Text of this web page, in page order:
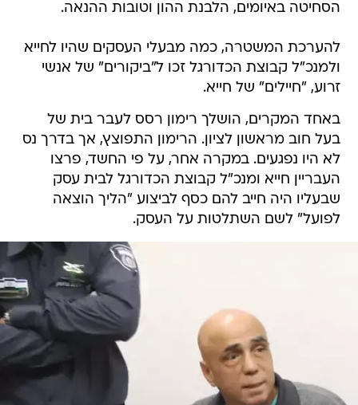
להערכת המשטרה, כמה מבעלי העסקים שהיו לחייא
זרוע, "חיילים" של חייא.
באחד המקרים, הושלך רימון רסס לעבר בית של
לא היו נפגעים. במקרה אחר, על פי החשד, פרצו
העבריין חייא ומנכ"ל קבוצת הכדורגל לבית עסק
שבעליו היה חייב להם כסף לביצוע "הליך הוצאה
לפועל" לשם השתלטות על העסק.